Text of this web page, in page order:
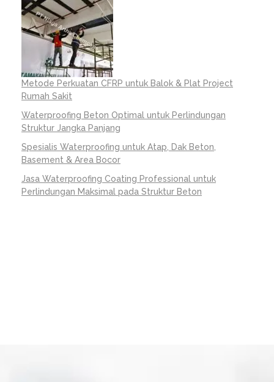
Metode Perkuatan CFRP untuk Balok & Plat Project
Rumah Sakit
Waterproofing Beton Optimal untuk Perlindungan
Struktur Jangka Panjang
Spesialis Waterproofing untuk Atap, Dak Beton,
Basement & Area Bocor
Jasa Waterproofing Coating Professional untuk
Perlindungan Maksimal pada Struktur Beton